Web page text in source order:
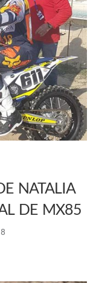
NATALIA
DE MX85